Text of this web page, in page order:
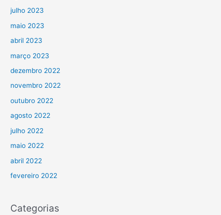
julho 2023
maio 2023
abril 2023
março 2023
dezembro 2022
novembro 2022
outubro 2022
agosto 2022
julho 2022
maio 2022
abril 2022
fevereiro 2022
Categorias